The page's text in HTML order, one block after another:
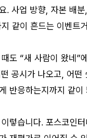
. 사업 방향, 자본 배분
같이 흔드는 이벤트
도 “새 사람이 왔네”
공시가 나오고, 어떤
반응하는지까지 같이
렇습니다. 포스코인